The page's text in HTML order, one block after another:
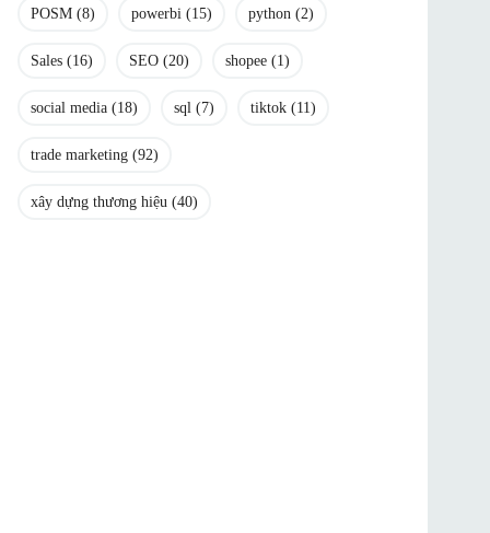
POSM (8) powerbi (15) python (2)
Sales (16) SEO (20) shopee (1)
social media (18) sql (7) tiktok (11)
trade marketing (92)
xây dựng thương hiệu (40)